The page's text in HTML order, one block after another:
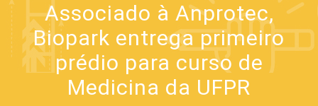
Associado à Anprotec,
Biopark entrega primeiro
prédio para curso de
Medicina da UFPR